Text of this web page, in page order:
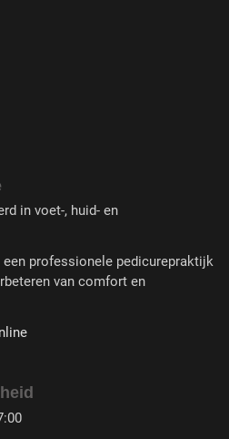
in voet-, huid- en
professionele pedicurepraktijk
van comfort en